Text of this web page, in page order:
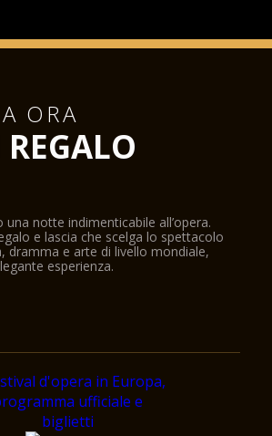
ORA
una notte indimenticabile all’opera.
e lascia che scelga lo spettacolo
dramma e arte di livello mondiale,
esperienza.